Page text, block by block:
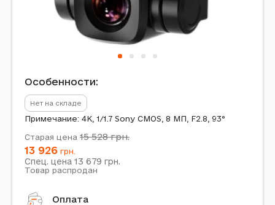
Особенности:
Нет на складе
Примечание: 4K, 1/1.7 Sony CMOS, 8 МП, F2.8, 93°
Старая цена 15 528грн.
13 926 грн.
Спец. цена 13 679 грн.
Товар распродан
Оплата